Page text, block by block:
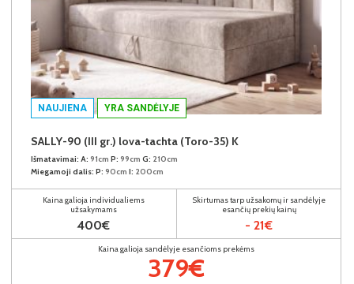
NAUJIENA YRA SANDĖLYJE
SALLY-90 (III gr.) lova-tachta (Toro-35) K
Išmatavimai: A: 91cm P: 99cm G: 210cm
Miegamoji dalis: P: 90cm I: 200cm
Kaina galioja individualiems
užsakymams
400€
Skirtumas tarp užsakomų ir sandėlyje
esančių prekių kainų
- 21€
Kaina galioja sandėlyje esančioms prekėms
379€